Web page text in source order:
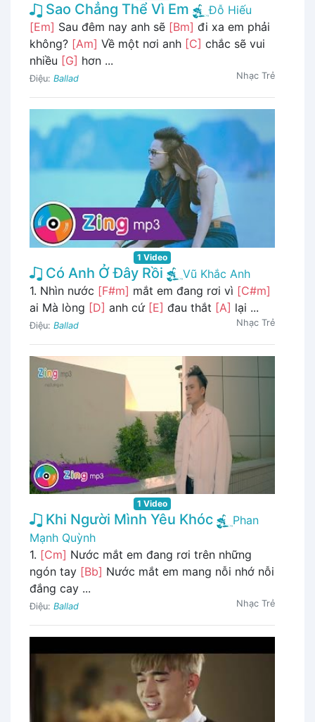
Sao Chẳng Thể Vì Em
Đỗ Hiếu
[Em] Sau đêm nay anh sẽ [Bm] đi xa em phải
không? [Am] Về một nơi anh [C] chắc sẽ vui
nhiều [G] hơn ...
Điệu: Ballad Nhạc Trẻ
1 Video
Có Anh Ở Đây Rồi
Vũ Khắc Anh
1. Nhìn nước [F#m] mắt em đang rơi vì [C#m]
ai Mà lòng [D] anh cứ [E] đau thắt [A] lại ...
Điệu: Ballad Nhạc Trẻ
1 Video
Khi Người Mình Yêu Khóc
Phan
Mạnh Quỳnh
1. [Cm] Nước mắt em đang rơi trên những
ngón tay [Bb] Nước mắt em mang nỗi nhớ nỗi
đắng cay ...
Điệu: Ballad Nhạc Trẻ